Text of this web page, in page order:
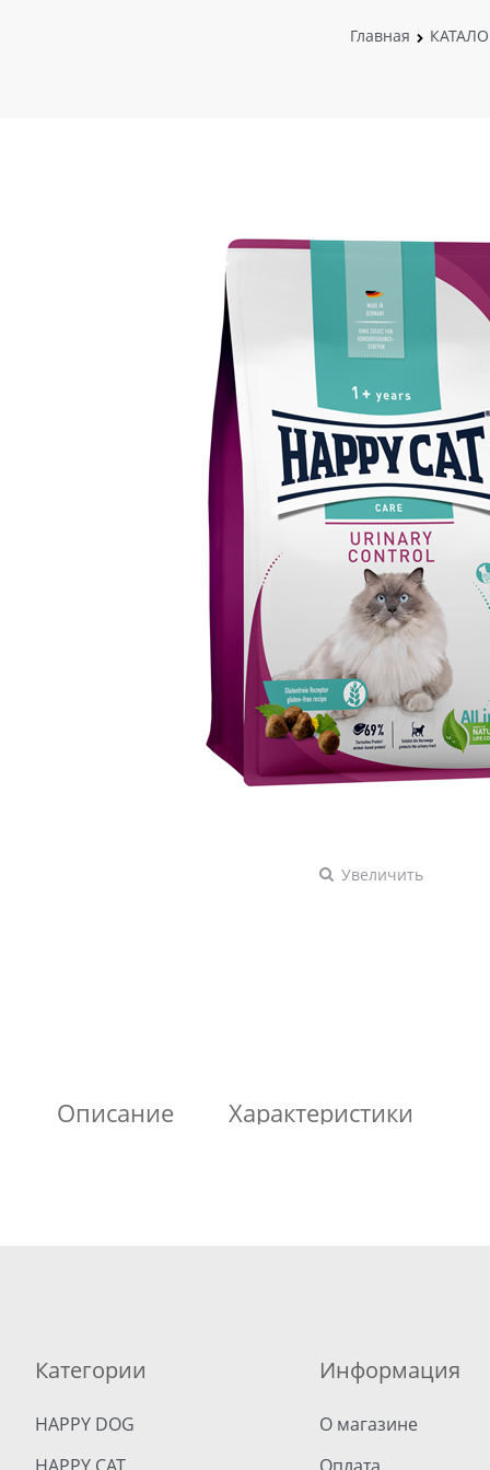
Главная
Увеличить
Описание Характеристики
Категории
HAPPY DOG
Информация
О магазине